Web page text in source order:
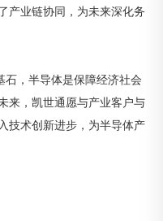
产业链协同，为未来深化务
，半导体是保障经济社会
来，凯世通愿与产业客户与
技术创新进步，为半导体产